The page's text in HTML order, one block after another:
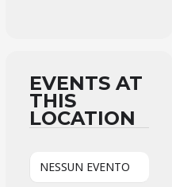
EVENTS AT
THIS
LOCATION
NESSUN EVENTO